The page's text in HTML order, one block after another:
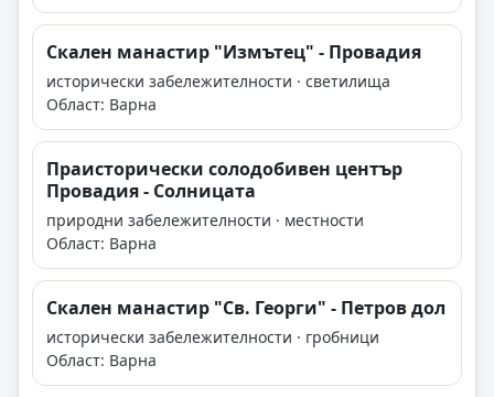
Скален манастир "Измътец" - Провадия
исторически забележителности · светилища
Област: Варна
Праисторически солодобивен център
Провадия - Солницата
природни забележителности · местности
Област: Варна
Скален манастир "Св. Георги" - Петров дол
исторически забележителности · гробници
Област: Варна